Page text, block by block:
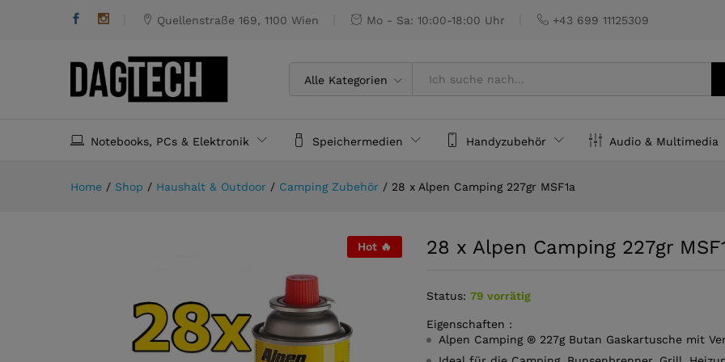
Quellenstraße 169, 1100 Wien Mo - Sa: 10:00-18:00 Uhr +43 699 11125309
Alle Kategorien
Notebooks, PCs & Elektronik Speichermedien Handyzubehör Audio & Multimedia
Home / Shop / Haushalt & Outdoor / Camping Zubehör / 28 x Alpen Camping 227gr MSF1a
Hot 🔥 28 x Alpen Camping 227gr
Status: 79 vorrätig
Eigenschaften :
Alpen Camping ® 227g Butan Gaskartusche mit
28 x Alpen Camping 227gr MSF1a